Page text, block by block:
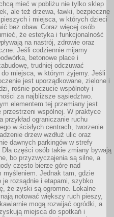
mieć w pobliżu nie tylko sklep
ale też drzewa, ławki, bezpieczne
i miejsca, w których dzieci
bez obaw. Coraz więcej osób
że estetyka i funkcjonalność
na nastrój, zdrowie oraz
Jeśli codziennie mijamy
betonowe place i
trudniej odczuwać
do miejsca, w którym żyjemy. Jeśli
jest uporządkowane, zielone i
rośnie poczucie wspólnoty i
za najbliższe sąsiedztwo.
elementem tej przemiany jest
przestrzeni wspólnej. W praktyce
przykład ograniczanie ruchu
w ścisłych centrach, tworzenie
drzew wzdłuż ulic oraz
dawnych parkingów w strefy
części osób takie zmiany bywają
bo przyzwyczajenia są silne, a
często bierze górę nad
myśleniem. Jednak tam, gdzie
je rozsądnie i etapami, szybko
że zyski są ogromne. Lokalne
notować większy ruch pieszy,
mogą rozwijać ogródki, a
miejsca do spotkań i